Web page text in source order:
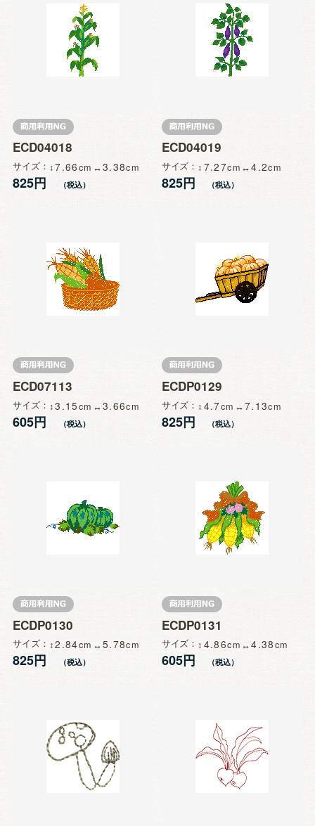
ECD04018
サイズ 7.66 3.38
825円
ECD04019
サイズ 7.27 4.2
825円
ECD07113
サイズ 3.15 3.66
605円
ECDP0129
サイズ 4.7 7.13
825円
ECDP0130
サイズ 2.84 5.78
825円
ECDP0131
サイズ 4.86 4.38
605円